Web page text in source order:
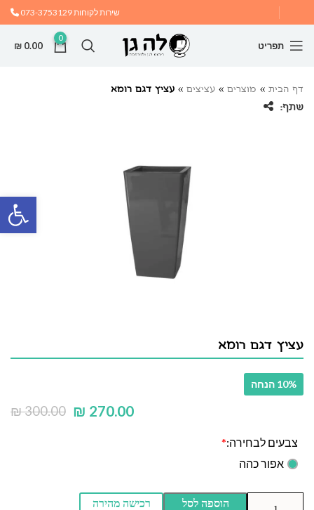
שירות לקוחות073-3753129
תפריט
0
₪ 0.00
דף הבית » מוצרים » עציצים » עציץ דגם רומא
שתף:
עציץ דגם רומא
10% הנחה
₪300.00 ₪ 270.00
צבעים לבחירה:*
אפור כהה
הוספה לסל רכישה מהירה